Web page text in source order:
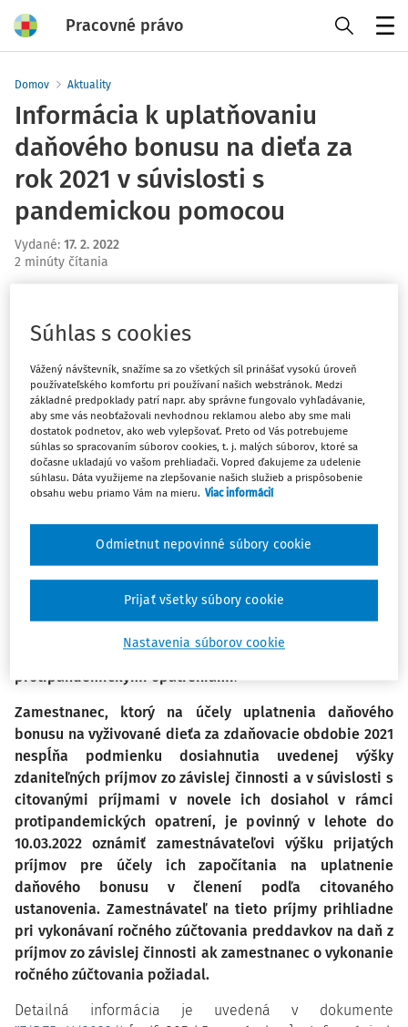
Pracovné právo
Domov Aktuality
Informácia k uplatňovaniu
daňového bonusu na dieťa za
rok 2021 v súvislosti s
pandemickou pomocou
Vydané: 17. 2. 2022
2 minúty čítania
investičnej pomoci a zákon o niektorých mimoriadnych
opatreniach vo finančnej oblasti v súvislosti so šírením
nebezpečnej nákazlivej ľudskej choroby COVID-19
predstavuje pokračovanie v opatreniach v oblasti
zmiernenia podmienok pre uplatnenie daňového
bonusu na vyživované dieťa za zdaňovacie obdobie roku
2021.
Pri uplatnení daňového bonusu na vyživované dieťa sa
na účely splnenia podmienky dosiahnutia zdaniteľných
príjmov aspoň vo výške 6-násobku minimálnej mzdy
za zdaňovacie obdobie roku 2021 predstavuje sumu 3 738
€), považujú za zdaniteľné príjmy aj oslobodené plnenia,
ktoré daňovníci, ktorí dosahujú príjmy zo závislej činnosti
alebo príjmy z podnikania a z inej samostatnej zárobkovej
prijali v súvislosti s niektorými
protipandemickými opatreniami.
Zamestnanec, ktorý na účely uplatnenia daňového
bonusu na vyživované dieťa za zdaňovacie obdobie 2021
nespĺňa podmienku dosiahnutia uvedenej výšky
zdaniteľných príjmov zo závislej činnosti a v súvislosti s
citovanými príjmami v novele ich dosiahol v rámci
protipandemických opatrení, je povinný v lehote do
10.03.2022 oznámiť zamestnávateľovi výšku prijatých
príjmov pre účely ich započítania na uplatnenie
daňového bonusu v členení podľa citovaného
ustanovenia. Zamestnávateľ na tieto príjmy prihliadne
pri vykonávaní ročného zúčtovania preddavkov na daň z
príjmov zo závislej činnosti ak zamestnanec o vykonanie
ročného zúčtovania požiadal.
Detailná informácia je uvedená v dokumente
Súhlas s cookies
Vážený návštevník, snažíme sa zo všetkých síl prinášať vysokú úroveň
používateľského komfortu pri používaní našich webstránok. Medzi
základné predpoklady patrí napr. aby správne fungovalo vyhľadávanie,
aby sme vás neobťažovali nevhodnou reklamou alebo aby sme mali
dostatok podnetov, ako web vylepšovať. Preto od Vás potrebujeme
súhlas so spracovaním súborov cookies, t. j. malých súborov, ktoré sa
dočasne ukladajú vo vašom prehliadači. Vopred ďakujeme za udelenie
súhlasu. Dáta využijeme na zlepšovanie našich služieb a prispôsobenie
obsahu webu priamo Vám na mieru. Viac informácií
Nastavenia súborov cookie
Odmietnut nepovinné súbory cookie
Prijať všetky súbory cookie